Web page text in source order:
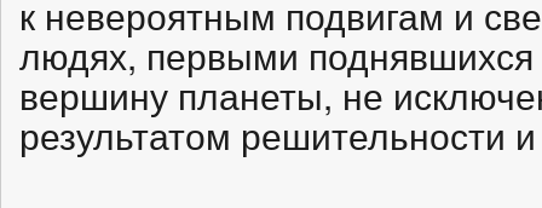
к невероятным подвигам и
людях, первыми
вершину планеты, не
результатом решительности